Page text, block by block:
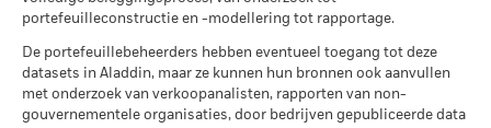
Totaalrendement (%)
Beperkende benchmark 1 (%)
2016201720182019202020212022202320242025
Stressscenario
Wat u kunt terugkrijgen na aftrek van
Gemiddeld rendement per jaar
per 30/jun/2026
MSCI – Kernwapens
per 30/jun/2026
0,00%
MSCI – Vuurwapens voor
civiel gebruik
Alle documenten
portefeuilleconstructie en -modellering tot rapportage.
De portefeuillebeheerders hebben eventueel toegang tot deze
datasets in Aladdin, maar ze kunnen hun bronnen ook aanvullen
met onderzoek van verkoopanalisten, rapporten van non-
gouvernementele organisaties, door bedrijven gepubliceerde data